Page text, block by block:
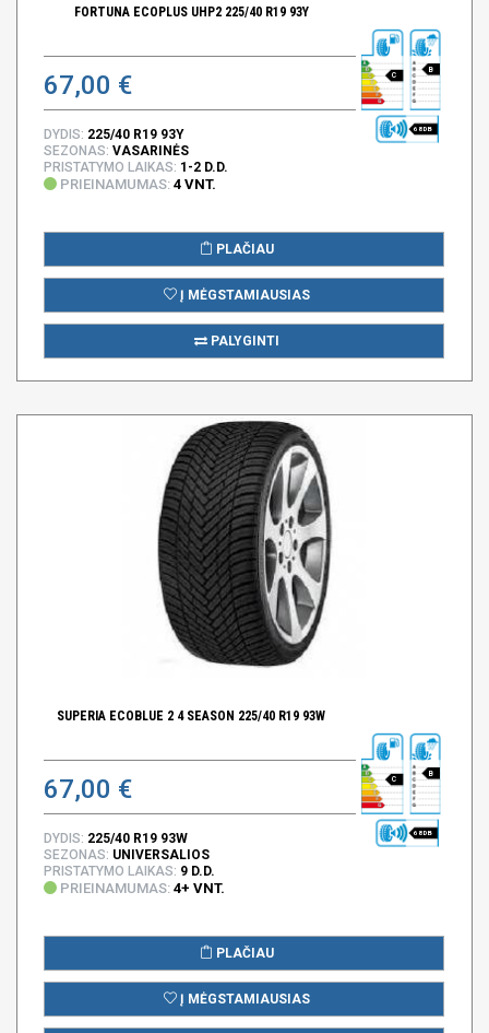
FORTUNA ECOPLUS UHP2 225/40 R19 93Y
67,00 € C
B
68 DB
DYDIS: 225/40 R19 93Y
SEZONAS: VASARINĖS
PRISTATYMO LAIKAS: 1-2 D.D.
PRIEINAMUMAS: 4 VNT.
PLAČIAU
Į MĖGSTAMIAUSIAS
PALYGINTI
SUPERIA ECOBLUE 2 4 SEASON 225/40 R19 93W
67,00 € C
B
68 DB
DYDIS: 225/40 R19 93W
SEZONAS: UNIVERSALIOS
PRISTATYMO LAIKAS: 9 D.D.
PRIEINAMUMAS: 4+ VNT.
PLAČIAU
Į MĖGSTAMIAUSIAS